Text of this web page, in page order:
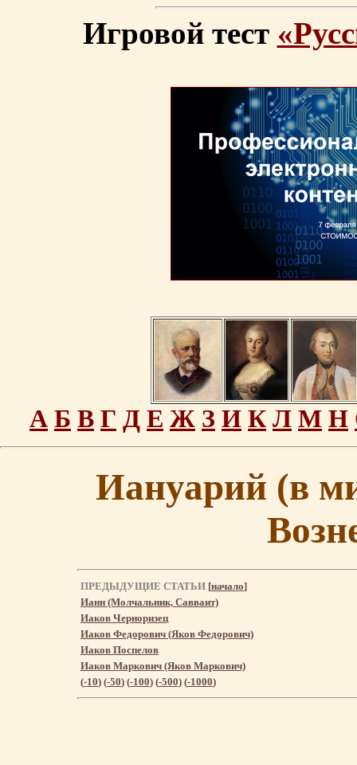
Игровой тест
А Б В Г Д Е Ж З И К Л М Н
Иануарий (в
ПРЕДЫДУЩИЕ СТАТЬИ [начало]
Ианн (Молчальник, Савваит)
Иаков Черноризец
Иаков Федорович (Яков Федорович)
Иаков Поспелов
Иаков Маркович (Яков Маркович)
(-10) (-50) (-100) (-500) (-1000)